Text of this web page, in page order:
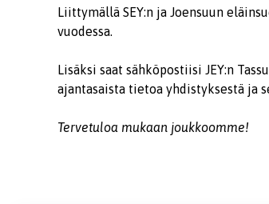
Liittymällä SEY:n ja Joensuun
vuodessa.
Lisäksi saat sähköpostiisi JEY:n
ajantasaista tietoa yhdistyksestä ja
Tervetuloa mukaan joukkoomme!